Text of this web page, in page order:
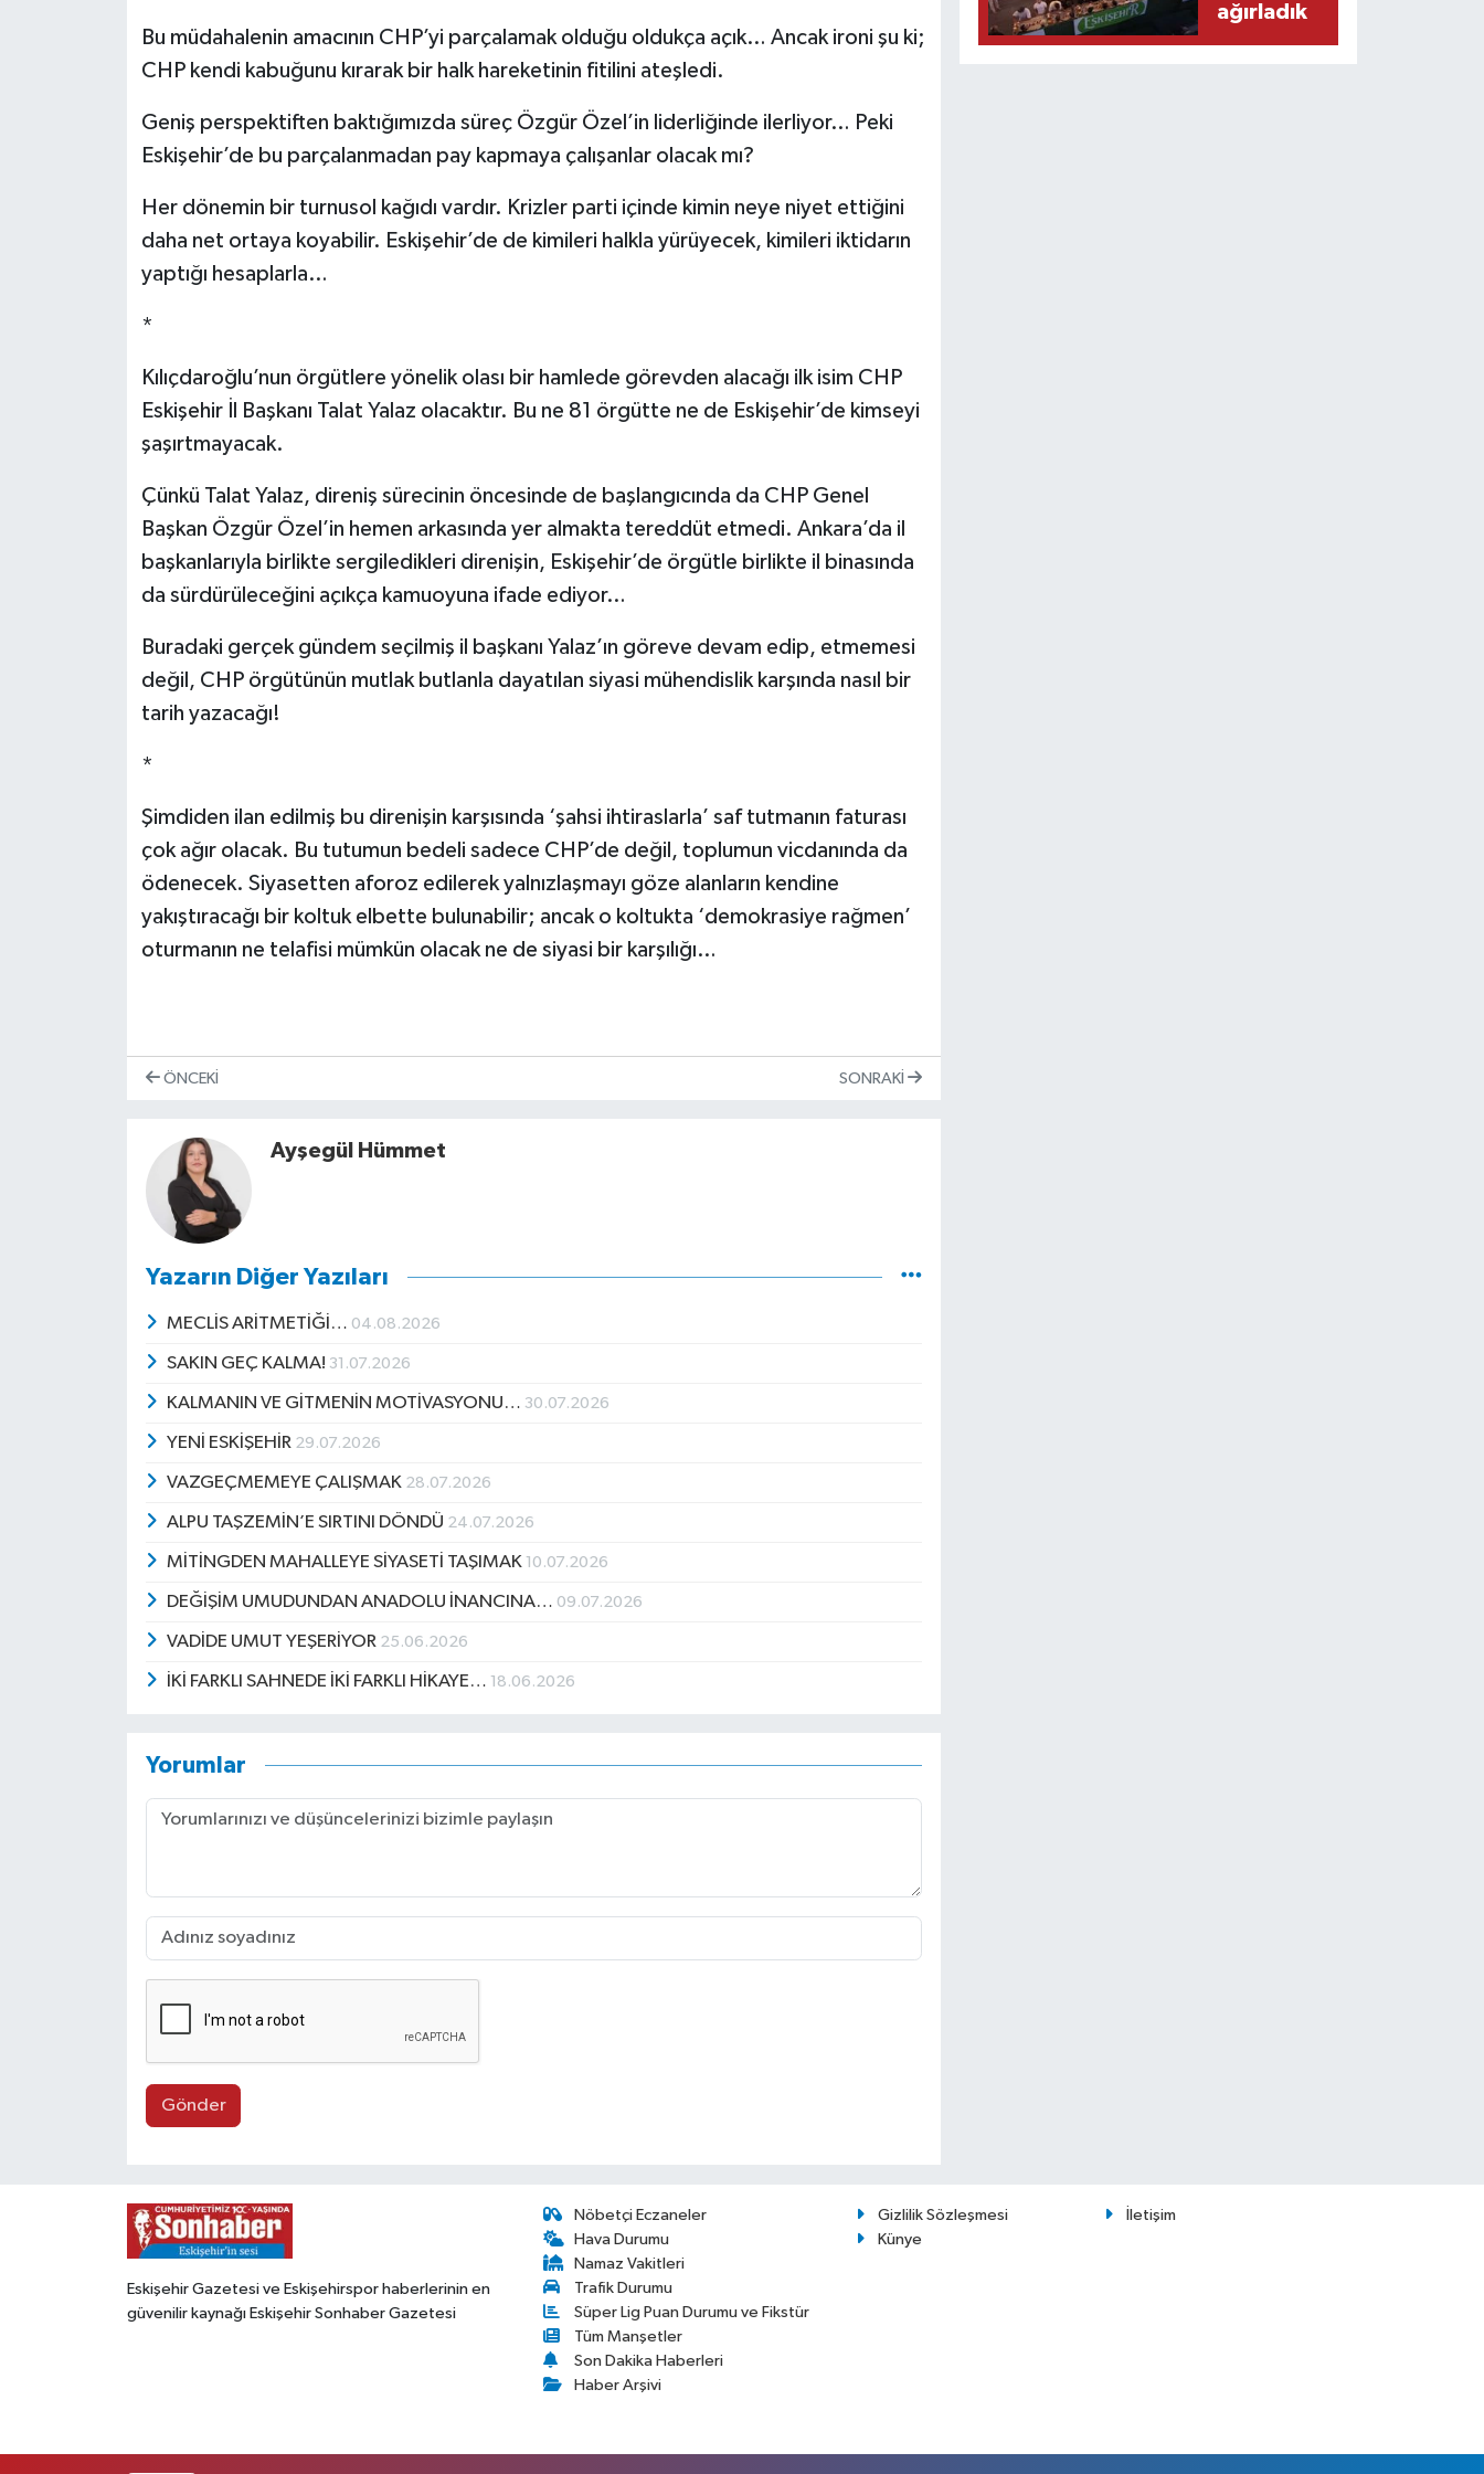
Bu müdahalenin amacının CHP’yi parçalamak olduğu oldukça açık… Ancak ironi şu ki;
CHP kendi kabuğunu kırarak bir halk hareketinin fitilini ateşledi.
Geniş perspektiften baktığımızda süreç Özgür Özel’in liderliğinde ilerliyor… Peki
Eskişehir’de bu parçalanmadan pay kapmaya çalışanlar olacak mı?
Her dönemin bir turnusol kağıdı vardır. Krizler parti içinde kimin neye niyet ettiğini
daha net ortaya koyabilir. Eskişehir’de de kimileri halkla yürüyecek, kimileri iktidarın
yaptığı hesaplarla…
*
Kılıçdaroğlu’nun örgütlere yönelik olası bir hamlede görevden alacağı ilk isim CHP
Eskişehir İl Başkanı Talat Yalaz olacaktır. Bu ne 81 örgütte ne de Eskişehir’de kimseyi
şaşırtmayacak.
Çünkü Talat Yalaz, direniş sürecinin öncesinde de başlangıcında da CHP Genel
Başkan Özgür Özel’in hemen arkasında yer almakta tereddüt etmedi. Ankara’da il
başkanlarıyla birlikte sergiledikleri direnişin, Eskişehir’de örgütle birlikte il binasında
da sürdürüleceğini açıkça kamuoyuna ifade ediyor…
Buradaki gerçek gündem seçilmiş il başkanı Yalaz’ın göreve devam edip, etmemesi
değil, CHP örgütünün mutlak butlanla dayatılan siyasi mühendislik karşında nasıl bir
tarih yazacağı!
*
Şimdiden ilan edilmiş bu direnişin karşısında ‘şahsi ihtiraslarla’ saf tutmanın faturası
çok ağır olacak. Bu tutumun bedeli sadece CHP’de değil, toplumun vicdanında da
ödenecek. Siyasetten aforoz edilerek yalnızlaşmayı göze alanların kendine
yakıştıracağı bir koltuk elbette bulunabilir; ancak o koltukta ‘demokrasiye rağmen’
oturmanın ne telafisi mümkün olacak ne de siyasi bir karşılığı…
ÖNCEKI SONRAKI
Ayşegül Hümmet
Yazarın Diğer Yazıları
MECLİS ARİTMETİĞİ… 04.08.2026
SAKIN GEÇ KALMA! 31.07.2026
KALMANIN VE GİTMENİN MOTİVASYONU… 30.07.2026
YENİ ESKİŞEHİR 29.07.2026
VAZGEÇMEMEYE ÇALIŞMAK 28.07.2026
ALPU TAŞZEMİN’E SIRTINI DÖNDÜ 24.07.2026
MİTİNGDEN MAHALLEYE SİYASETİ TAŞIMAK 10.07.2026
DEĞİŞİM UMUDUNDAN ANADOLU İNANCINA… 09.07.2026
VADİDE UMUT YEŞERİYOR 25.06.2026
İKİ FARKLI SAHNEDE İKİ FARKLI HİKAYE… 18.06.2026
Yorumlar
Gönder
ağırladık
Eskişehir Gazetesi ve Eskişehirspor haberlerinin en
güvenilir kaynağı Eskişehir Sonhaber Gazetesi
Nöbetçi Eczaneler
Hava Durumu
Namaz Vakitleri
Trafik Durumu
Süper Lig Puan Durumu ve Fikstür
Tüm Manşetler
Son Dakika Haberleri
Haber Arşivi
Gizlilik Sözleşmesi
İletişim
Künye